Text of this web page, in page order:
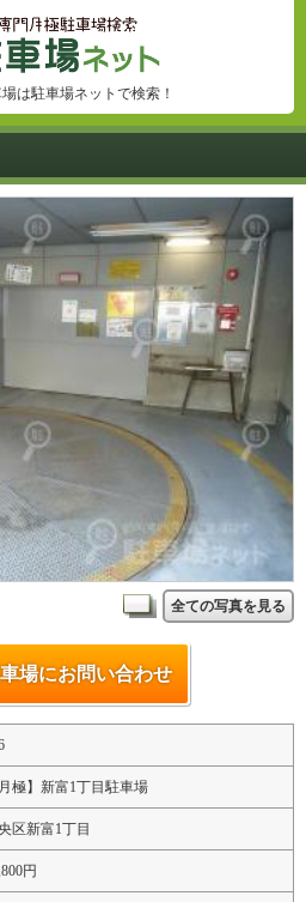
は駐車場ネットで検索！
全ての写真を見る
場にお問い合わせ
月極】新富1丁目駐車場
区新富1丁目
円